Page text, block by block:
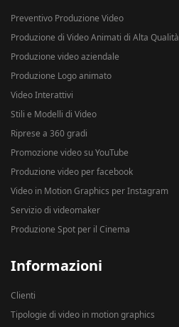
Preventivo Produzione Video
Produzione di Video Animati di Alta Qualità
Produzione video aziendale
Produzione Logo animato
Video Interattivi
Stili e Modelli di Video
Riprese a 360 gradi
Promozione video su YouTube
Produzione video per facebook
Video in Motion Graphics per Instagram
Servizio di videomaker
Produzione Spot per il Cinema
Informazioni
Clienti
Tipologie di video in motion graphics